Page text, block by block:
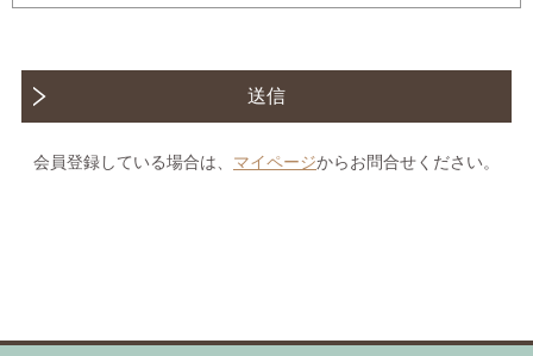
送信
会員登録している場合は、 マイページからお問合せください。